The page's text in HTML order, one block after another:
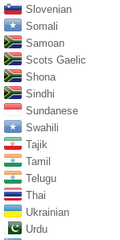
Slovenian
Somali
Samoan
Scots Gaelic
Shona
Sindhi
Sundanese
Swahili
Tajik
Tamil
Telugu
Thai
Ukrainian
Urdu